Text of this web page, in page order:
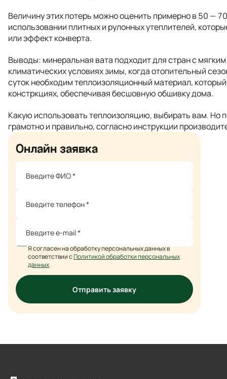
Величину этих потерь можно оценить примерно в 50 —
использовании плитных и рулонных утеплителей,
или эффект конверта.
Выводы: минеральная вата подходит для стран с
климатических условиях зимы, когда отопительный
суток необходим теплоизоляционный материал,
констркциях, обеспечивая бесшовную обшивку дома.
Какую использовать теплоизоляцию, выбирать вам. Но
грамотно и правильно, согласно инструкции
Онлайн заявка
Я согласен на обработку персональных данных в
соответствии сПолитикой обработки персональных
данных
Отправить заявку